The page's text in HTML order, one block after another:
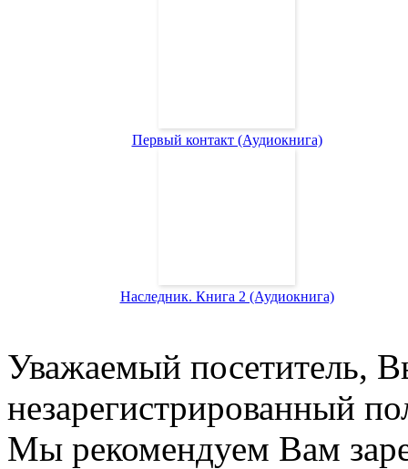
Первый контакт (Аудиокнига)
Наследник. Книга 2 (Аудиокнига)
Уважаемый посетитель,
незарегистрированный
Мы рекомендуем Вам